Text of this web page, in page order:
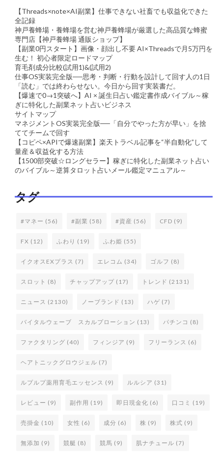
【Threads×note×AI副業】仕事できない社畜でも収益化できた
全記録
神戸養蜂場・養蜂場を営む神戸養蜂場が厳選した高品質な蜂蜜
専門店【神戸養蜂場 通販ショップ】
【副業0円スタート】画像・顔出し不要 AI×Threadsで月5万円を
生む！ 初心者限定ロードマップ
育毛剤成分比較(試用1)&(試用2)
仕事OS実装完全版──思考・判断・行動を設計して回す人の1日
「読む」では終わらせない。今日から回す実装書だ。
【爆速で0→1突破へ】AI × 誕生日占い鑑定書作成バイブル～稼
ぎに特化した副業ネット占いビジネス
サイトマップ
マネジメントOS実装完全版──「自分でやった方が早い」を捨
ててチームで回す
【コピペ×APIで爆速副業】楽天トラベル記事を“半自動化”して
量産＆収益化する方法
【1500部突破☆ロングセラー】稼ぎに特化した副業ネット占い
のバイブル～逆算タロット占いメール鑑定マニュアル～
タグ
#マネー (56) #副業 (58) #資産 (56) CFD (9)
FX (12) ふわり (19) ふわ姫 (55)
イクオスEXプラス (7) エレコム (34) ゴルフ (8)
スロット (8) チャップアップ (17) トレンド (2131)
ニュース (2130) ノーブランド (13) ハゲ (7)
バイタルウェーブ スカルプローション (13) パチンコ (8)
ファクタリング (40) フィンジア (9) フリーランス (6)
ヘアトニックグロウジェル (7)
ルプルプ薬用育毛エッセンス (9) ルルシア (31)
レビュー (9) 副作用 (19) 即日現金化 (6) 口コミ (19)
売掛金 (10) 女性 (6) 成分 (6) 株 (9) 株式 (9)
無添加 (9) 競艇 (8) 競馬 (9) 肌ナチュール (7)